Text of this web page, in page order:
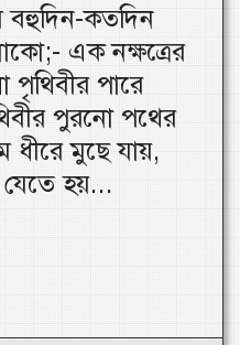
কতদিন
এক নক্ষত্রের
পারে
পুরনো পথের
ধীরে মুছে যায়,
হয়...